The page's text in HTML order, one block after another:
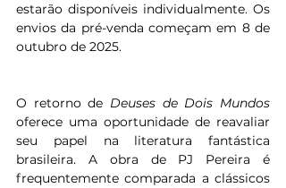
estarão disponíveis individualmente. Os
envios da pré-venda começam em 8 de
outubro de 2025.
O retorno de Deuses de Dois Mundos
oferece uma oportunidade de reavaliar
seu papel na literatura fantástica
brasileira. A obra de PJ Pereira é
frequentemente comparada a clássicos